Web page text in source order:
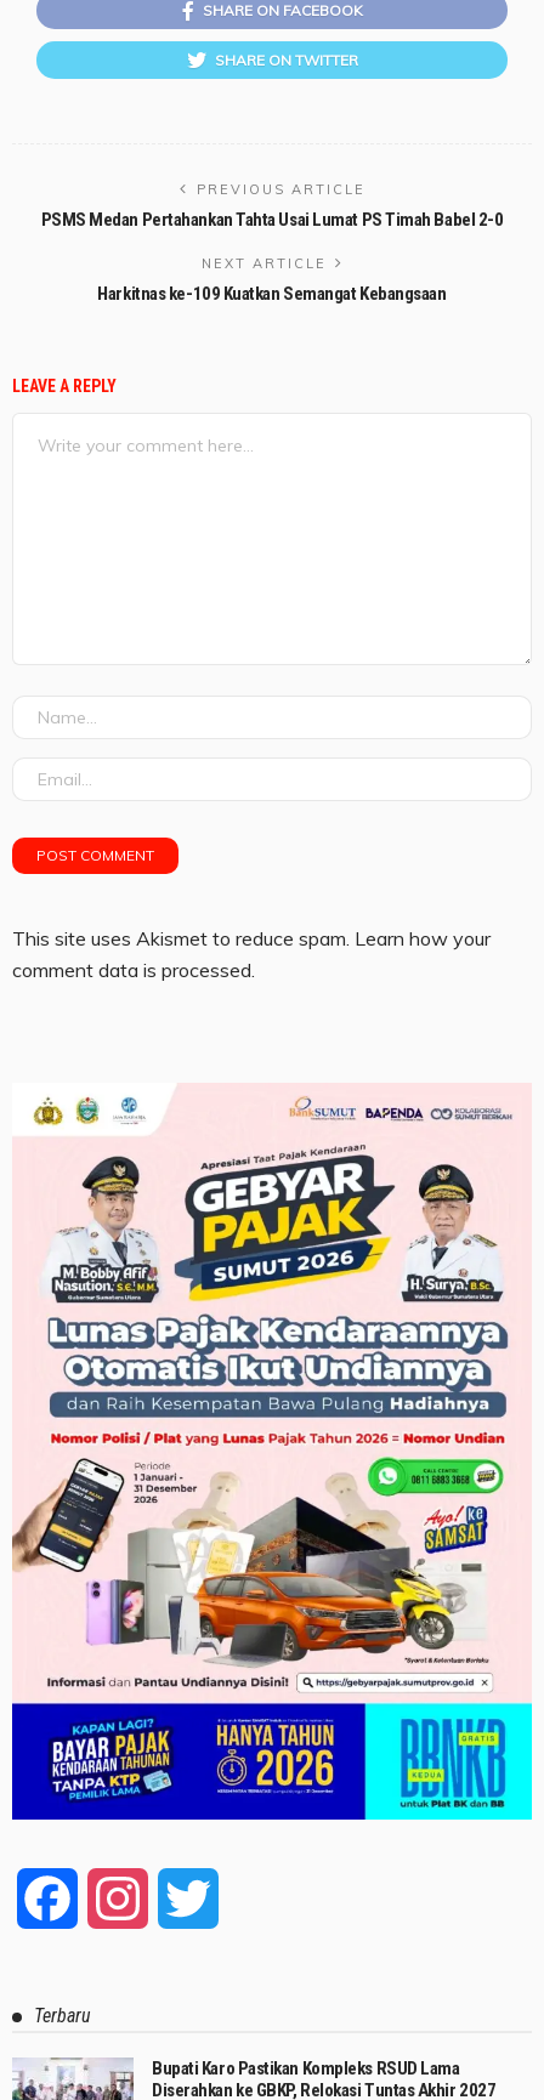
SHARE ON FACEBOOK
SHARE ON TWITTER
PREVIOUS ARTICLE
PSMS Medan Pertahankan Tahta Usai Lumat PS Timah Babel 2-0
NEXT ARTICLE
Harkitnas ke-109 Kuatkan Semangat Kebangsaan
LEAVE A REPLY
This site uses Akismet to reduce spam. Learn how your
comment data is processed.
Facebook Instagram
Terbaru
Bupati Karo Pastikan Kompleks RSUD Lama
Diserahkan ke GBKP, Relokasi Tuntas Akhir 2027